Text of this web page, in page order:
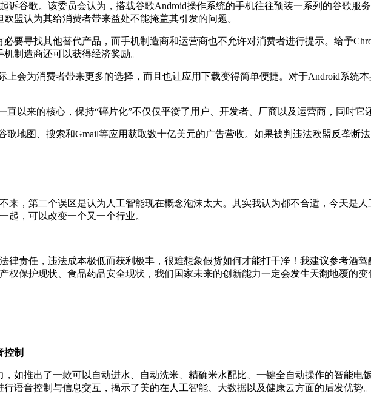
诉谷歌。该委员会认为，搭载谷歌Android操作系统的手机往往预装一系列的谷歌服
盟认为其给消费者带来益处不能掩盖其引发的问题。
要寻找其他替代产品，而手机制造商和运营商也不允许对消费者进行提示。给予
制造商还可以获得经济奖励。
上会为消费者带来更多的选择，而且也让应用下载变得简单便捷。对于Android系统
直以来的核心，保持“碎片化”不仅仅平衡了用户、开发者、厂商以及运营商，同时它
歌地图、搜索和Gmail等应用获取数十亿美元的广告营收。如果被判违法欧盟反垄断
来，第二个误区是认为人工智能现在概念泡沫太大。其实我认为都不合适，今天是
起，可以改变一个又一个行业。
律责任，违法成本极低而获利极丰，很难想象假货如何才能打干净！我建议参考酒
权保护现状、食品药品安全现状，我们国家未来的创新能力一定会发生天翻地覆的变
控制
如推出了一款可以自动进水、自动洗米、精确米水配比、一键全自动操作的智能电
语音控制与信息交互，揭示了美的在人工智能、大数据以及健康云方面的后发优势